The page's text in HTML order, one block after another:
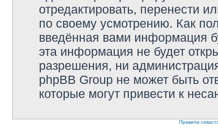
отредактировать, перенести
по своему усмотрению. Как
введённая вами информация
эта информация не будет
разрешения, ни
phpBB Group не может быть
которые могут привести к
Правила